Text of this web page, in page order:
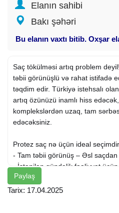
Elanın sahibi
Bakı şəhəri
Bu elanın vaxtı bitib. Oxşar
Saç tökülməsi artıq problem
təbii görünüşlü və rahat istifadə
təqdim edir. Türkiyə istehsalı
artıq özünüzü inamlı hiss
komplekslərdən uzaq, tam
edəcəksiniz.
Protez saç nə üçün ideal
- Tam təbii görünüş – Əsl saçdan
- İstənilən gündəlik fəaliyyət
duş qəbul edə, yata bilərsiz!
- Parik deyil! – Rahatlıqla istifadə
Paylaş
Tarix: 17.04.2025